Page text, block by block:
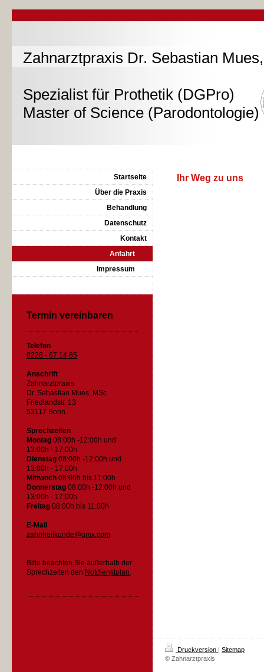
Zahnarztpraxis Dr. Sebastian
Spezialist für Prothetik (DGPro)
Master of Science (Parodontologie)
Ihr Weg zu uns
Startseite
Über die Praxis
Behandlung
Datenschutz
Kontakt
Anfahrt
Impressum
Termin vereinbaren
Telefon
0228 - 67 14 85
Anschrift
Zahnarztpraxis
Dr. Sebastian Mues, MSc
Friedlandstr. 13
53117 Bonn
Sprechzeiten
Montag 08:00h -12:00h und
13:00h - 17:00h
Dienstag 08:00h -12:00h und
13:00h - 17:00h
Mittwoch 08:00h bis 11:00h
Donnerstag 08:00h -12:00h und
13:00h - 17:00h
Freitag 08:00h bis 11:00h
E-Mail
zahnheilkunde@gmx.com
Bitte beachten Sie außerhalb der
Sprechzeiten den Notdienstplan.
Druckversion | Sitemap
© Zahnarztpraxis